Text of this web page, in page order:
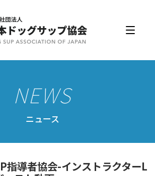
ストラクター
約
ニュース
指導者協会-インストラクターL